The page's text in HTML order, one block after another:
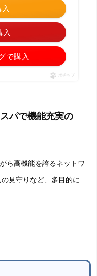
入
で購入
ポチップ
パで機能充実の
ら高機能を誇るネットワ
見守りなど、多目的に